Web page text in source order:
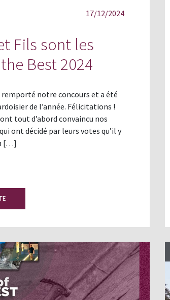
17/12/2024
Fils sont les
Best 2024
remporté notre concours et a été
de l’année. Félicitations !
tout d’abord convaincu nos
ont décidé par leurs votes qu’il y
[…]